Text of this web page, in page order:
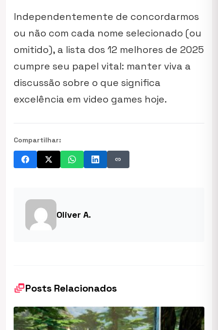
Independentemente de concordarmos
ou não com cada nome selecionado (ou
omitido), a lista dos 12 melhores de 2025
cumpre seu papel vital: manter viva a
discussão sobre o que significa
excelência em video games hoje.
Compartilhar:
link
Oliver A.
dynamic_feedPosts Relacionados